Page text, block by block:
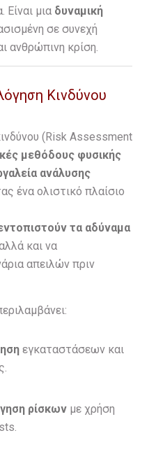
Είναι μια δυναμική
σε συνεχή
ανθρώπινη κρίση.
Κινδύνου
(Risk Assessment
μεθόδους φυσικής
ανάλυσης
ένα ολιστικό πλαίσιο
τα αδύναμα
και να
απειλών πριν
εγκαταστάσεων και
ρίσκωνμε χρήση